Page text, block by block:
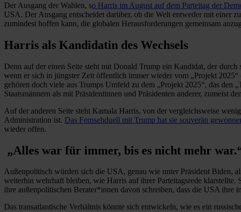
Der Ausgang der Wahlen, so Harris im August auf dem Parteitag der
USA. Der Ausgang entscheidet darüber, ob die Welt entweder mit einer
zumindest hoffen kann, die globalen Herausforderungen gemeinsam
Harris als Kandidatin des Wechsels
Denn auf der einen Seite steht mit Donald Trump ein Kandidat, der
wenn er sich in jüngster Zeit öffentlich immer wieder vom „Projekt
gehören doch viele aus Trumps Umfeld zu dem „Projekt 2025“, das
Staatsmännern als mit Präsidentinnen und Präsidenten anderer, zumeist
Auf der anderen Seite steht Kamala Harris, von der vergleichsweise
Administration ist. Das Fernsehduell mit Trump hat sie souverän
wieder offen.
„Alles war für immer, bis es nicht mehr
Außenpolitisch würden sich die USA, genau wie unter Präsident Biden,
weiterhin wehrhaft bleiben, wie Harris auf ihrer Parteitagsrede
ihre außenpolitischen Berater*innen davon schreiben, dass die USA ihre
Das transatlantische Verhältnis könnte sich entwickeln, wie es ein